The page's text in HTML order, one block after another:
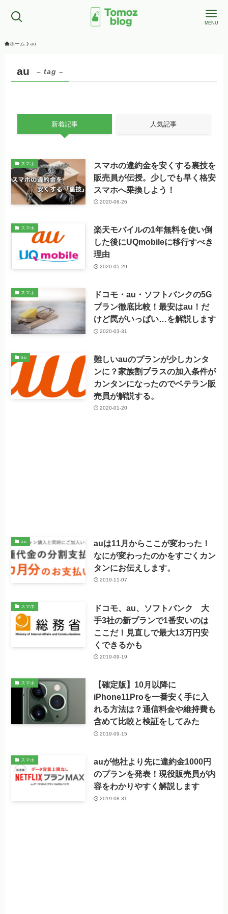
MENU
ホーム au
au – tag –
新着記事 人気記事
スマホ
スマホの違約金を安くする裏技を
販売員が伝授。少しでも早く格安
スマホへ乗換しよう！
2020-06-26
スマホ
楽天モバイルの1年無料を使い倒
した後にUQmobileに移行すべき
理由
2020-05-29
スマホ
ドコモ・au・ソフトバンクの5G
プラン徹底比較！最安はau！だ
けど罠がいっぱい…を解説します
2020-03-31
au
難しいauのプランが少しカンタ
ンに？家族割プラスの加入条件が
カンタンになったのでベテラン販
売員が解説する。
2020-01-20
au
auは11月からここが変わった！
なにが変わったのかをすごくカン
タンにお伝えします。
2019-11-07
スマホ
ドコモ、au、ソフトバンク 大
手3社の新プランで1番安いのは
ここだ！見直しで最大13万円安
くできるかも
2019-09-19
スマホ
【確定版】10月以降に
iPhone11Proを一番安く手に入
れる方法は？通信料金や維持費も
含めて比較と検証をしてみた
2019-09-15
スマホ
auが他社より先に違約金1000円
のプランを発表！現役販売員が内
容をわかりやすく解説します
2019-08-31